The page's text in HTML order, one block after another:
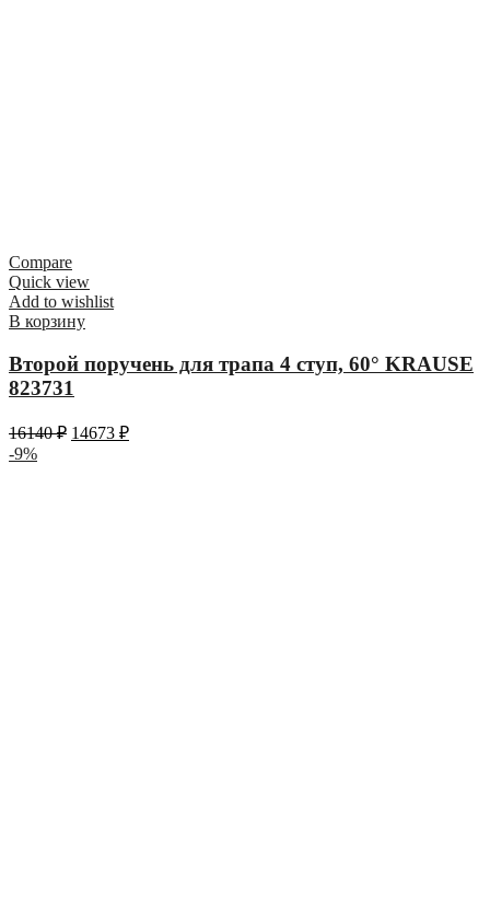
Compare
Quick view
Add to wishlist
В корзину
Второй поручень для трапа 4 ступ, 60° KRAUSE
823731
16140₽ 14673 ₽
-9%